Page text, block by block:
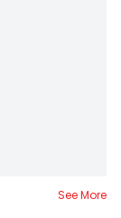
See More